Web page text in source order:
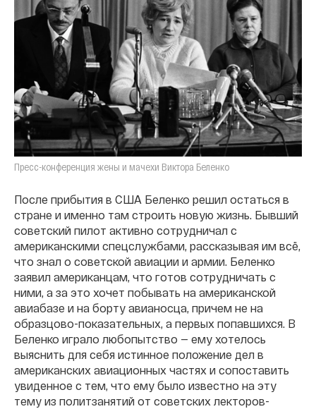
Пресс-конференция жены и мачехи Виктора Беленко
После прибытия в США Беленко решил остаться в
стране и именно там строить новую жизнь. Бывший
советский пилот активно сотрудничал с
американскими спецслужбами, рассказывая им всё,
что знал о советской авиации и армии. Беленко
заявил американцам, что готов сотрудничать с
ними, а за это хочет побывать на американской
авиабазе и на борту авианосца, причем не на
образцово-показательных, а первых попавшихся. В
Беленко играло любопытство — ему хотелось
выяснить для себя истинное положение дел в
американских авиационных частях и сопоставить
увиденное с тем, что ему было известно на эту
тему из политзанятий от советских лекторов-